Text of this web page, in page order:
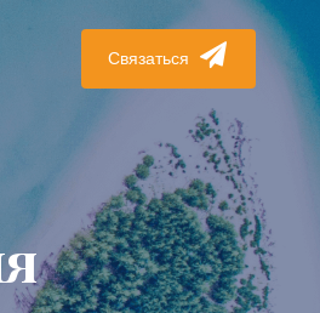
Связаться